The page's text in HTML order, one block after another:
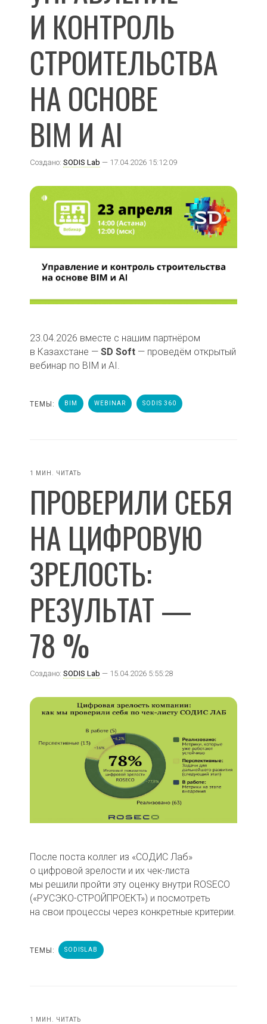
И КОНТРОЛЬ
СТРОИТЕЛЬСТВА
НА ОСНОВЕ
BIM И AI
Создано: SODIS Lab — 17.04.2026 15:12:09
23.04.2026 вместе с нашим партнёром
в Казахстане — SD Soft — проведём открытый
вебинар по BIM и AI.
ТЕМЫ: BIM WEBINAR SODIS 360
1 МИН. ЧИТАТЬ
ПРОВЕРИЛИ СЕБЯ
НА ЦИФРОВУЮ
ЗРЕЛОСТЬ:
РЕЗУЛЬТАТ —
78 %
Создано: SODIS Lab — 15.04.2026 5:55:28
После поста коллег из «СОДИС Лаб»
о цифровой зрелости и их чек-листа
мы решили пройти эту оценку внутри ROSECO
(«РУСЭКО-СТРОЙПРОЕКТ») и посмотреть
на свои процессы через конкретные критерии.
ТЕМЫ: SODISLAB
1 МИН. ЧИТАТЬ